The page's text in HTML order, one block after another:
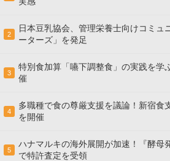
2
日本豆乳協会、管理栄養士向けコミュ
ーターズ」を発足
3
特別食加算「嚥下調整食」の実践を学
催
4
多職種で食の尊厳支援を議論！新宿食
を開催
5
ハナマルキの海外展開が加速！『酵母
で特許査定を受領